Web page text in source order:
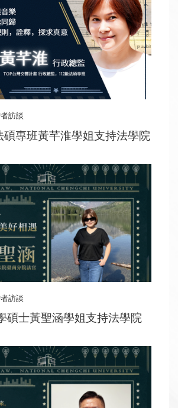
訪談
碩專班黃芊淮學姐支持法學院
訪談
碩士黃聖涵學姐支持法學院